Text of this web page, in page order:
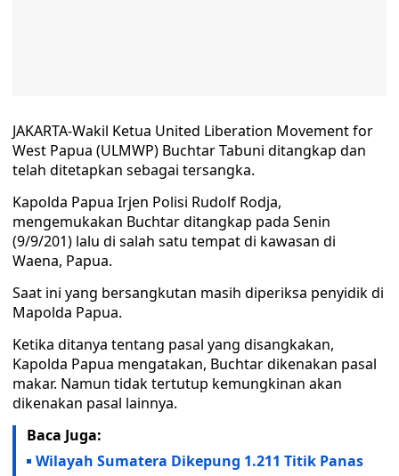
JAKARTA-Wakil Ketua United Liberation Movement for
West Papua (ULMWP) Buchtar Tabuni ditangkap dan
telah ditetapkan sebagai tersangka.
Kapolda Papua Irjen Polisi Rudolf Rodja,
mengemukakan Buchtar ditangkap pada Senin
(9/9/201) lalu di salah satu tempat di kawasan di
Waena, Papua.
Saat ini yang bersangkutan masih diperiksa penyidik di
Mapolda Papua.
Ketika ditanya tentang pasal yang disangkakan,
Kapolda Papua mengatakan, Buchtar dikenakan pasal
makar. Namun tidak tertutup kemungkinan akan
dikenakan pasal lainnya.
Baca Juga:
Wilayah Sumatera Dikepung 1.211 Titik Panas